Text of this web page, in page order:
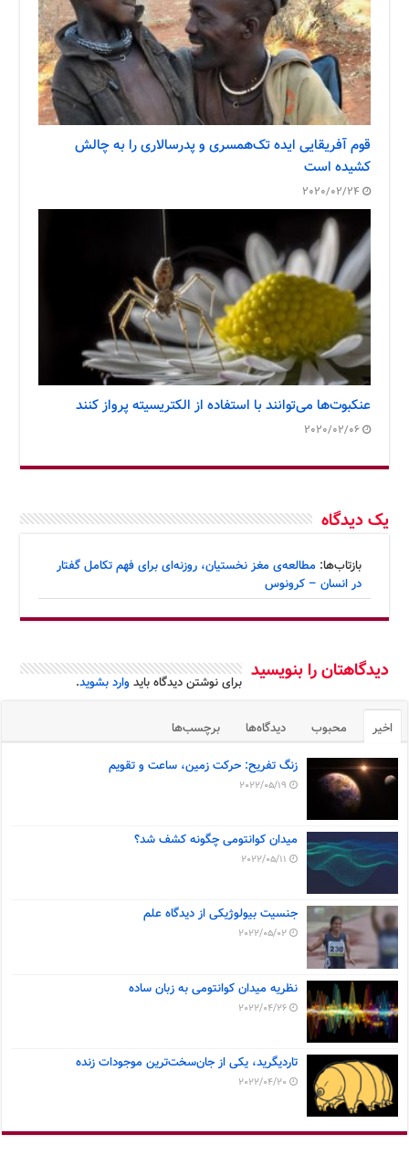
قوم آفریقایی ایده تک‌همسری و پدرسالاری را به چالش
کشیده است
2020/02/24
عنکبوت‌ها می‌توانند با استفاده از الکتریسیته پرواز کنند
2020/02/06
یک دیدگاه
بازتاب‌ها: مطالعه‌ی مغز نخستیان، روزنه‌ای برای فهم تکامل گفتار
در انسان – کرونوس
دیدگاهتان را بنویسید برای نوشتن دیدگاه بایدوارد بشوید.
اخیر محبوب دیدگاه‌ها برچسب‌ها
زنگ تفریح: حرکت زمین، ساعت و تقویم
2022/05/19
میدان کوانتومی چگونه کشف شد؟
2022/05/11
جنسیت بیولوژیکی از دیدگاه علم
2022/05/02
نظریه میدان کوانتومی به زبان ساده
2022/04/26
تاردیگرید، یکی از جان‌سخت‌ترین موجودات زنده
2022/04/20